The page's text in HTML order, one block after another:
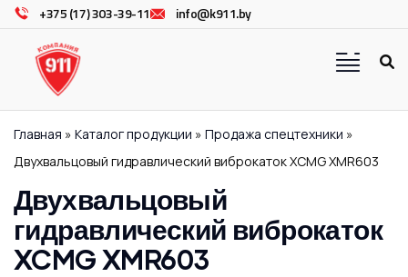
+375 (17) 303-39-11 info@k911.by
Главная » Каталог продукции » Продажа спецтехники »
Двухвальцовый гидравлический виброкаток XCMG XMR603
Двухвальцовый
гидравлический виброкаток
XCMG XMR603